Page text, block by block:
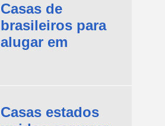
Casas de
brasileiros para
alugar em
Casas estados